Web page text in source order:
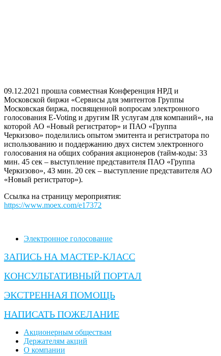
09.12.2021 прошла совместная Конференция НРД и
Московской биржи «Сервисы для эмитентов Группы
Московская биржа, посвященной вопросам электронного
голосования E-Voting и другим IR услугам для компаний», на
которой АО «Новый регистратор» и ПАО «Группа
Черкизово» поделились опытом эмитента и регистратора по
использованию и поддержанию двух систем электронного
голосования на общих собрания акционеров (тайм-коды: 33
мин. 45 сек – выступление представителя ПАО «Группа
Черкизово», 43 мин. 20 сек – выступление представителя АО
«Новый регистратор»).
Ссылка на страницу мероприятия:
https://www.moex.com/e17372
Электронное голосование
ЗАПИСЬ НА МАСТЕР-КЛАСС
КОНСУЛЬТАТИВНЫЙ ПОРТАЛ
ЭКСТРЕННАЯ ПОМОЩЬ
НАПИСАТЬ ПОЖЕЛАНИЕ
Акционерным обществам
Держателям акций
О компании